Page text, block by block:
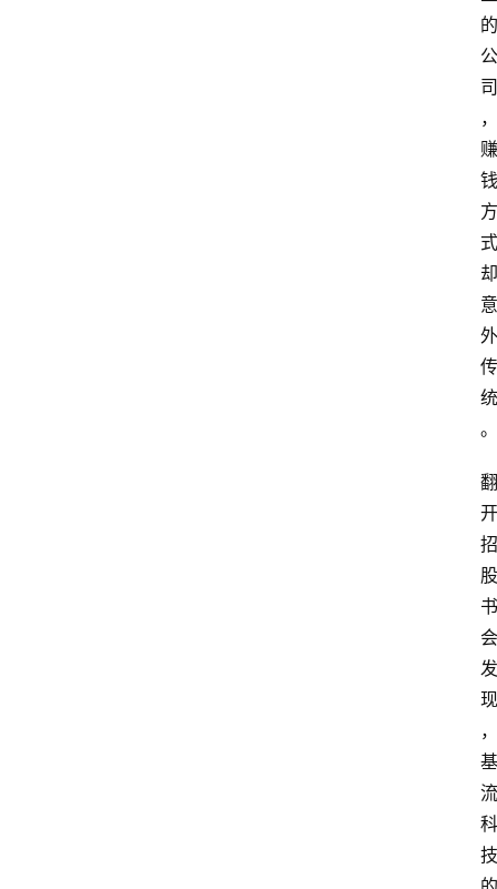
的
公
司
，
赚
钱
方
式
却
意
外
传
统
。
翻
开
招
股
书
会
发
现
，
基
流
科
技